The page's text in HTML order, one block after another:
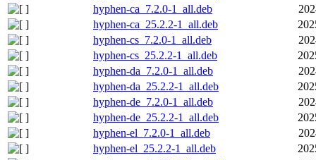
hyphen-ca_7.2.0-1_all.deb
hyphen-ca_25.2.2-1_all.deb
hyphen-cs_7.2.0-1_all.deb
hyphen-cs_25.2.2-1_all.deb
hyphen-da_7.2.0-1_all.deb
hyphen-da_25.2.2-1_all.deb
hyphen-de_7.2.0-1_all.deb
hyphen-de_25.2.2-1_all.deb
hyphen-el_7.2.0-1_all.deb
hyphen-el_25.2.2-1_all.deb